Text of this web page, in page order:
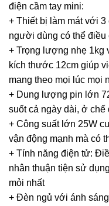
điện cầm tay mini:
+ Thiết bị làm mát với
người dùng có thể
+ Trọng lượng nhẹ 1kg
kích thước 12cm giúp
mang theo mọi lúc mọi
+ Dung lượng pin lớn
suốt cả ngày dài, ở
+ Công suất lớn 25W
vận động mạnh mà có
+ Tính năng điện tử:
nhân thuận tiện sử
mỏi nhất
+ Đèn ngủ với ánh